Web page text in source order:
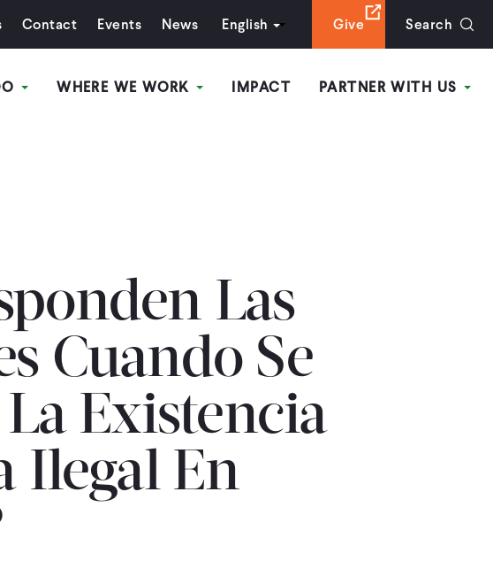
Contact Events News English Give Search
WHERE WE WORK IMPACT PARTNER WITH US
Las
Cuando Se
La Existencia
Ilegal En